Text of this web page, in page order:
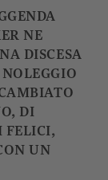
NE
DISCESA
DI
FELICI,
UN